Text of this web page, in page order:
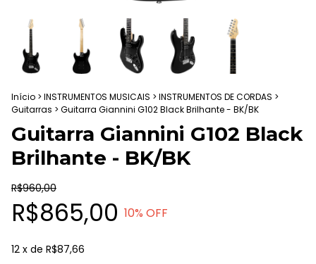
Início > INSTRUMENTOS MUSICAIS > INSTRUMENTOS DE CORDAS >
Guitarras > Guitarra Giannini G102 Black Brilhante - BK/BK
Guitarra Giannini G102 Black
Brilhante - BK/BK
R$960,00
R$865,00 10% OFF
12 x de R$87,66